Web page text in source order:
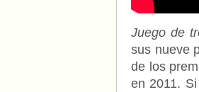
Juego de
sus nueve
de los
en 2011.